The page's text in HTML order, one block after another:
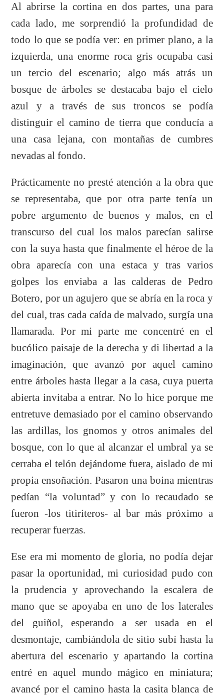
Al abrirse la cortina en dos partes, una para
cada lado, me sorprendió la profundidad de
todo lo que se podía ver: en primer plano, a la
izquierda, una enorme roca gris ocupaba casi
un tercio del escenario; algo más atrás un
bosque de árboles se destacaba bajo el cielo
azul y a través de sus troncos se podía
distinguir el camino de tierra que conducía a
una casa lejana, con montañas de cumbres
nevadas al fondo.
Prácticamente no presté atención a la obra que
se representaba, que por otra parte tenía un
pobre argumento de buenos y malos, en el
transcurso del cual los malos parecían salirse
con la suya hasta que finalmente el héroe de la
obra aparecía con una estaca y tras varios
golpes los enviaba a las calderas de Pedro
Botero, por un agujero que se abría en la roca y
del cual, tras cada caída de malvado, surgía una
llamarada. Por mi parte me concentré en el
bucólico paisaje de la derecha y di libertad a la
imaginación, que avanzó por aquel camino
entre árboles hasta llegar a la casa, cuya puerta
abierta invitaba a entrar. No lo hice porque me
entretuve demasiado por el camino observando
las ardillas, los gnomos y otros animales del
bosque, con lo que al alcanzar el umbral ya se
cerraba el telón dejándome fuera, aislado de mi
propia ensoñación. Pasaron una boina mientras
pedían “la voluntad” y con lo recaudado se
fueron -los titiriteros- al bar más próximo a
recuperar fuerzas.
Ese era mi momento de gloria, no podía dejar
pasar la oportunidad, mi curiosidad pudo con
la prudencia y aprovechando la escalera de
mano que se apoyaba en uno de los laterales
del guiñol, esperando a ser usada en el
desmontaje, cambiándola de sitio subí hasta la
abertura del escenario y apartando la cortina
entré en aquel mundo mágico en miniatura;
avancé por el camino hasta la casita blanca de